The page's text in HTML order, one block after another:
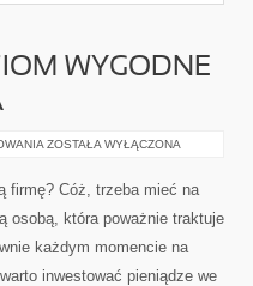
WYGODNE
MOTORYZACJA
WYGODNE
WARUNKI
ŻYCIA
ZOSTAŁA WYŁĄCZONA
firmę? Cóż, trzeba mieć na
osobą, która poważnie traktuje
każdym momencie na
inwestować pieniądze we